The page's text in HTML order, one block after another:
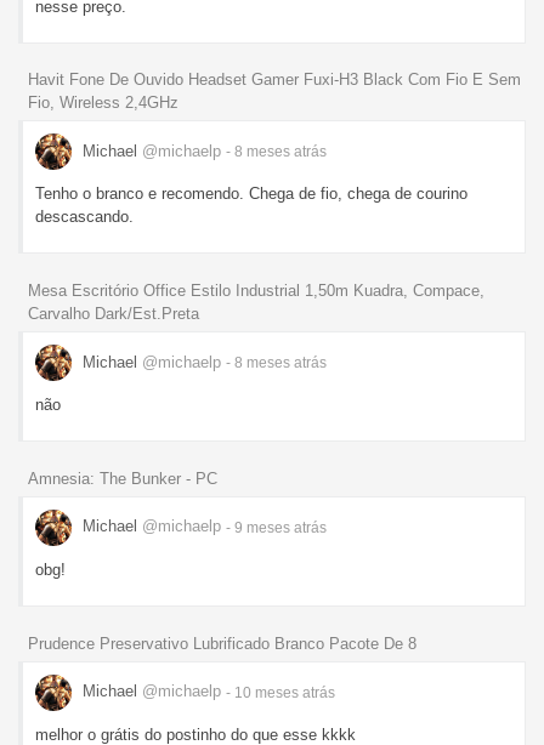
nesse preço.
Havit Fone De Ouvido Headset Gamer Fuxi-H3 Black Com Fio E Sem
Fio, Wireless 2,4GHz
Michael @michaelp - 8 meses atrás
Tenho o branco e recomendo. Chega de fio, chega de courino
descascando.
Mesa Escritório Office Estilo Industrial 1,50m Kuadra, Compace,
Carvalho Dark/Est.Preta
Michael @michaelp - 8 meses atrás
não
Amnesia: The Bunker - PC
Michael @michaelp - 9 meses atrás
obg!
Prudence Preservativo Lubrificado Branco Pacote De 8
Michael @michaelp - 10 meses atrás
melhor o grátis do postinho do que esse kkkk